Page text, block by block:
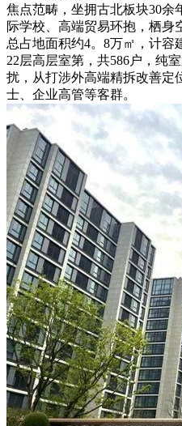
焦点范畴，坐拥古北板块30余
际学校、高端贸易环抱，栖身
总占地面积约4。8万㎡，计容
22层高层室第，共586户，纯
扰，从打涉外高端精拆改善定
士、企业高管等客群。